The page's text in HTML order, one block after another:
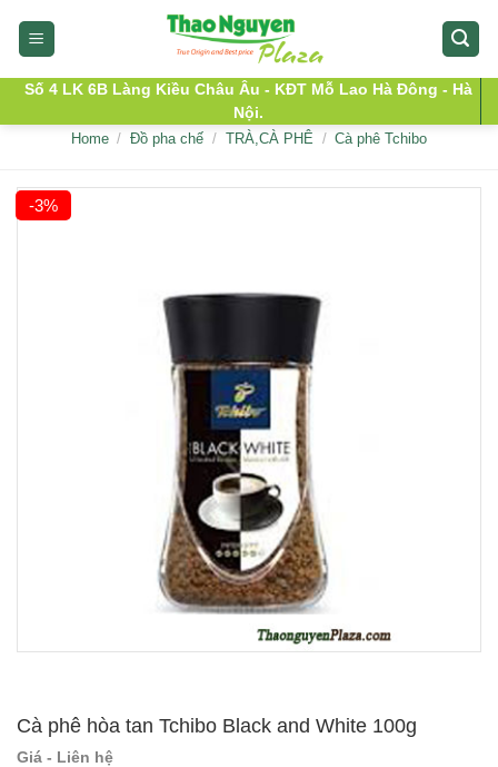
Số 4 LK 6B Làng Kiều Châu Âu - KĐT Mỗ Lao Hà Đông - Hà
Nội.
Home / Đồ pha chế / TRÀ,CÀ PHÊ / Cà phê Tchibo
-3%
Cà phê hòa tan Tchibo Black and White 100g
Giá - Liên hệ